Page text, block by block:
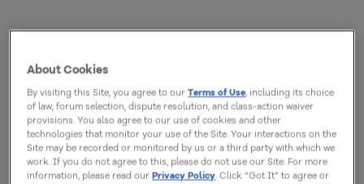
importante?
MCP es el acrónimo de Model Context Protocol, se
trata de un protocolo abierto cuyo objetivo es ser un
conector universal entre las LLMs y los repositorios
About Cookies
By visiting this Site, you agree to ourTerms of Use, including its choice
of law, forum selection, dispute resolution, and class-action waiver
provisions. You also agree to our use of cookies and other
technologies that monitor your use of the Site. Your interactions on the
Site may be recorded or monitored by us or a third party with which we
work. If you do not agree to this, please do not use our Site. For more
information, please read ourPrivacy Policy. Click “Got It” to agree or